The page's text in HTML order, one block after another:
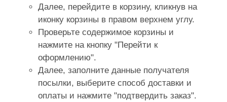
Далее, перейдите в корзину, кликнув на
иконку корзины в правом верхнем углу.
Проверьте содержимое корзины и
нажмите на кнопку "Перейти к
оформлению".
Далее, заполните данные получателя
посылки, выберите способ доставки и
оплаты и нажмите "подтвердить заказ".